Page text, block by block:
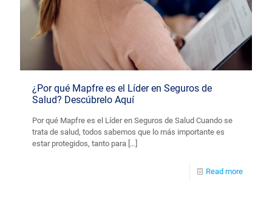
¿Por qué Mapfre es el Líder en Seguros de
Salud? Descúbrelo Aquí
Por qué Mapfre es el Líder en Seguros de Salud Cuando se
trata de salud, todos sabemos que lo más importante es
estar protegidos, tanto para […]
Read more